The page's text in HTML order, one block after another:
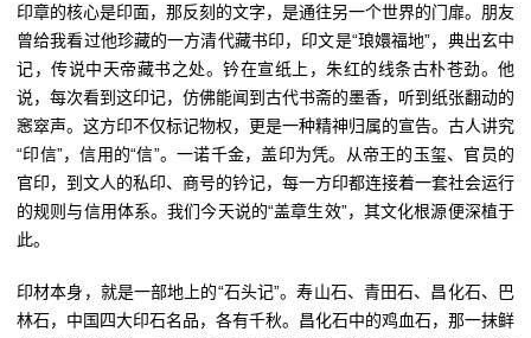
印章的核心是印面，那反刻的文字，是通往另一个世界的门扉。朋友
曾给我看过他珍藏的一方清代藏书印，印文是“琅嬛福地”，典出玄中
记，传说中天帝藏书之处。钤在宣纸上，朱红的线条古朴苍劲。他
说，每次看到这印记，仿佛能闻到古代书斋的墨香，听到纸张翻动的
窸窣声。这方印不仅标记物权，更是一种精神归属的宣告。古人讲究
“印信”，信用的“信”。一诺千金，盖印为凭。从帝王的玉玺、官员的
官印，到文人的私印、商号的钤记，每一方印都连接着一套社会运行
的规则与信用体系。我们今天说的“盖章生效”，其文化根源便深植于
此。
印材本身，就是一部地上的“石头记”。寿山石、青田石、昌化石、巴
林石，中国四大印石名品，各有千秋。昌化石中的鸡血石，那一抹鲜